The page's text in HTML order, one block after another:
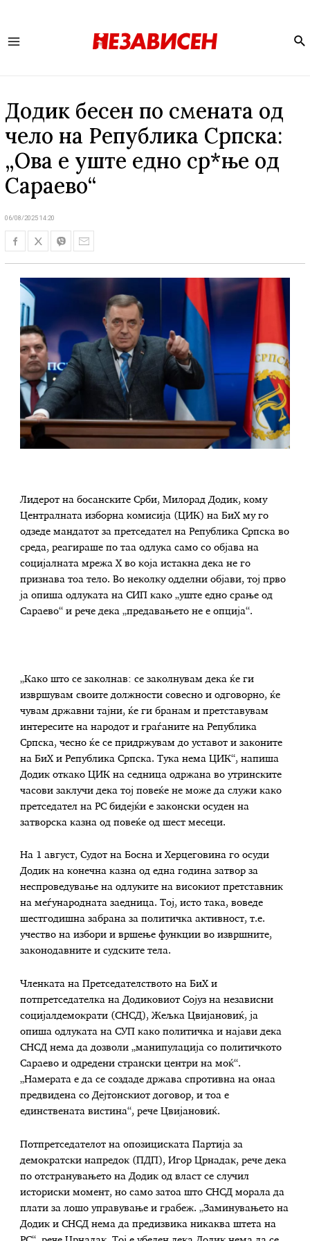
Додик бесен по смената од
чело на Република Српска:
„Ова е уште едно ср*ње од
Сараево“
06/08/2025 14:20
Лидерот на босанските Срби, Милорад Додик, кому
Централната изборна комисија (ЦИК) на БиХ му го
одзеде мандатот за претседател на Република Српска во
среда, реагираше по таа одлука само со објава на
социјалната мрежа X во која истакна дека не го
признава тоа тело. Во неколку одделни објави, тој прво
ја опиша одлуката на СИП како „уште едно срање од
Сараево“ и рече дека „предавањето не е опција“.
„Како што се заколнав: се заколнувам дека ќе ги
извршувам своите должности совесно и одговорно, ќе
чувам државни тајни, ќе ги бранам и претставувам
интересите на народот и граѓаните на Република
Српска, чесно ќе се придржувам до уставот и законите
на БиХ и Република Српска. Тука нема ЦИК“, напиша
Додик откако ЦИК на седница одржана во утринските
часови заклучи дека тој повеќе не може да служи како
претседател на РС бидејќи е законски осуден на
затворска казна од повеќе од шест месеци.
На 1 август, Судот на Босна и Херцеговина го осуди
Додик на конечна казна од една година затвор за
неспроведување на одлуките на високиот претставник
на меѓународната заедница. Тој, исто така, воведе
шестгодишна забрана за политичка активност, т.е.
учество на избори и вршење функции во извршните,
законодавните и судските тела.
Членката на Претседателството на БиХ и
потпретседателка на Додиковиот Сојуз на независни
социјалдемократи (СНСД), Жељка Цвијановиќ, ја
опиша одлуката на СУП како политичка и најави дека
СНСД нема да дозволи „манипулација со политичкото
Сараево и одредени странски центри на моќ“.
„Намерата е да се создаде држава спротивна на онаа
предвидена со Дејтонскиот договор, и тоа е
единствената вистина“, рече Цвијановиќ.
Потпретседателот на опозициската Партија за
демократски напредок (ПДП), Игор Црнадак, рече дека
по отстранувањето на Додик од власт се случил
историски момент, но само затоа што СНСД морала да
плати за лошо управување и грабеж. „Заминувањето на
Додик и СНСД нема да предизвика никаква штета на